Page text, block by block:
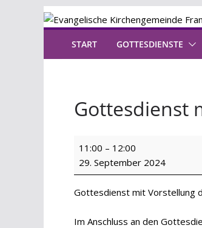
Zum
Inhalt
springenSTART GOTTESDIENSTE
Gottesdienst
Gottesdienst
mit
Konfi-
Begrüßung
11:00 – 12:00
29. September 2024
Gottesdienst mit Vorstellung
Im Anschluss an den